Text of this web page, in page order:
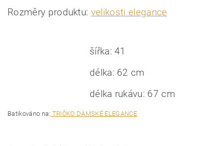
Rozměry produktu: velikosti elegance
šířka: 41
délka: 62 cm
délka rukávu: 67 cm
Batikováno na: TRIČKO DÁMSKÉ ELEGANCE